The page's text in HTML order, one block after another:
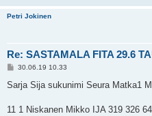
Petri Jokinen
Re: SASTAMALA FITA 29.6
V
e
30.06.19 10.33
Sarja Sija sukunimi Seura Matka1
11 1 Niskanen Mikko IJA 319 326